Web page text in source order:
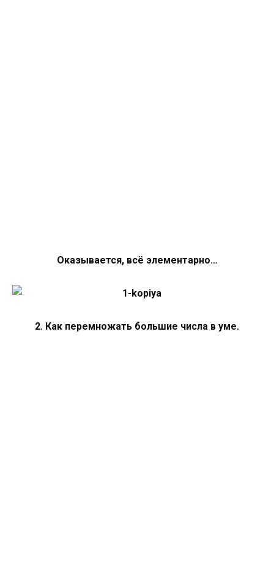
Оказывается, всё элементарно…
2. Как перемножать большие числа в уме.